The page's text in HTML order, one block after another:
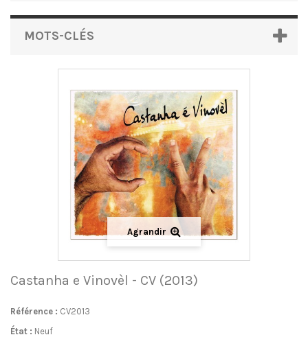
MOTS-CLÉS
Agrandir
Castanha e Vinovèl - CV (2013)
Référence : CV2013
État : Neuf